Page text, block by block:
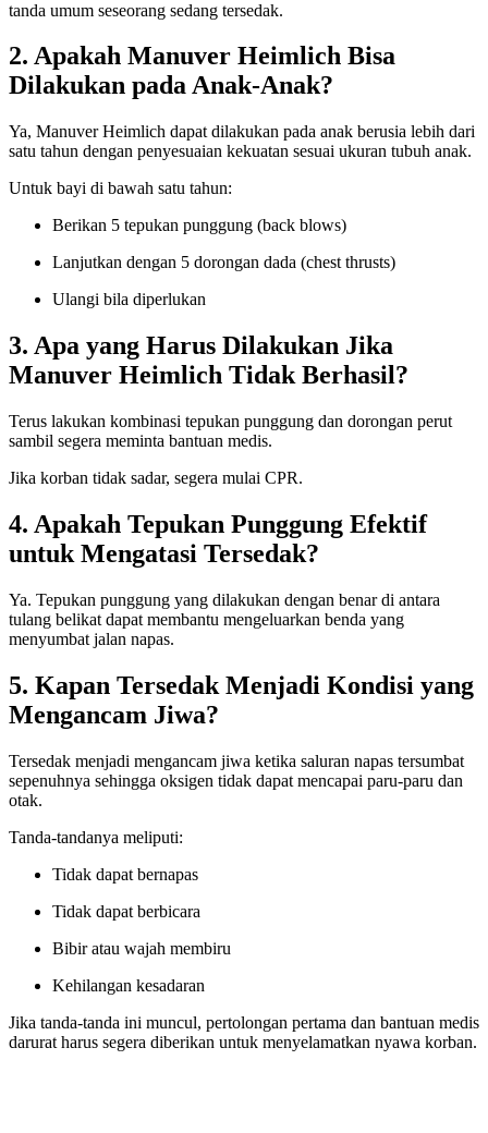
tanda umum seseorang sedang tersedak.
2. Apakah Manuver Heimlich Bisa
Dilakukan pada Anak-Anak?
Ya, Manuver Heimlich dapat dilakukan pada anak berusia lebih dari
satu tahun dengan penyesuaian kekuatan sesuai ukuran tubuh anak.
Untuk bayi di bawah satu tahun:
Berikan 5 tepukan punggung (back blows)
Lanjutkan dengan 5 dorongan dada (chest thrusts)
Ulangi bila diperlukan
3. Apa yang Harus Dilakukan Jika
Manuver Heimlich Tidak Berhasil?
Terus lakukan kombinasi tepukan punggung dan dorongan perut
sambil segera meminta bantuan medis.
Jika korban tidak sadar, segera mulai CPR.
4. Apakah Tepukan Punggung Efektif
untuk Mengatasi Tersedak?
Ya. Tepukan punggung yang dilakukan dengan benar di antara
tulang belikat dapat membantu mengeluarkan benda yang
menyumbat jalan napas.
5. Kapan Tersedak Menjadi Kondisi yang
Mengancam Jiwa?
Tersedak menjadi mengancam jiwa ketika saluran napas tersumbat
sepenuhnya sehingga oksigen tidak dapat mencapai paru-paru dan
otak.
Tanda-tandanya meliputi:
Tidak dapat bernapas
Tidak dapat berbicara
Bibir atau wajah membiru
Kehilangan kesadaran
Jika tanda-tanda ini muncul, pertolongan pertama dan bantuan medis
darurat harus segera diberikan untuk menyelamatkan nyawa korban.